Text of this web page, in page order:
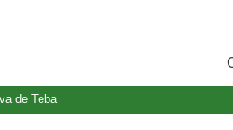
de Teba